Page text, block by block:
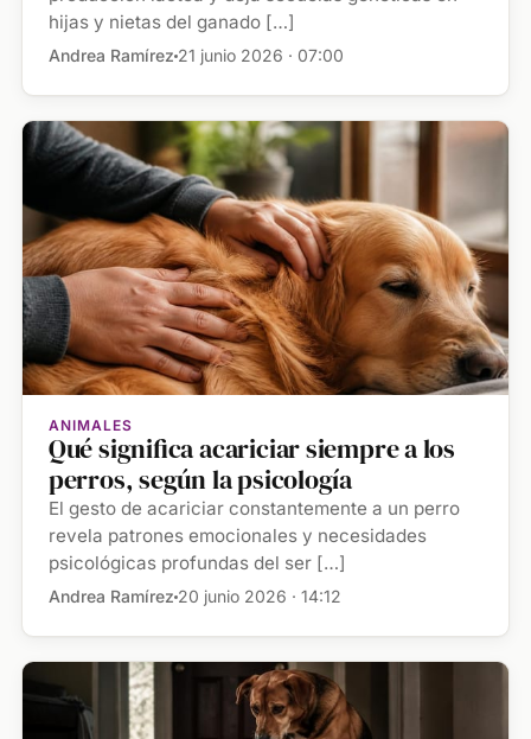
hijas y nietas del ganado […]
Andrea Ramírez 21 junio 2026 · 07:00
ANIMALES
Qué significa acariciar siempre a los
perros, según la psicología
El gesto de acariciar constantemente a un perro
revela patrones emocionales y necesidades
psicológicas profundas del ser […]
Andrea Ramírez 20 junio 2026 · 14:12